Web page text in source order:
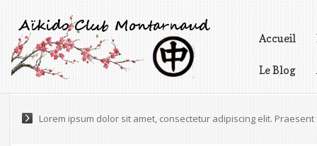
Accueil
Le Blog
Lorem ipsum dolor sit amet, consectetur adipiscing elit.
Pellentesque varius, tortor nec ultricies pretium, odio est